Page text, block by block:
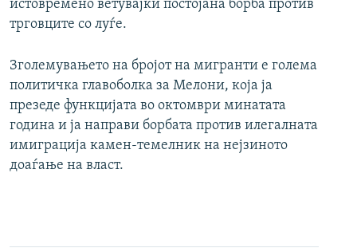
истовремено ветувајќи постојана борба против
трговците со луѓе.
Зголемувањето на бројот на мигранти е голема
политичка главоболка за Мелони, која ја
презеде функцијата во октомври минатата
година и ја направи борбата против илегалната
имиграција камен-темелник на нејзиното
доаѓање на власт.